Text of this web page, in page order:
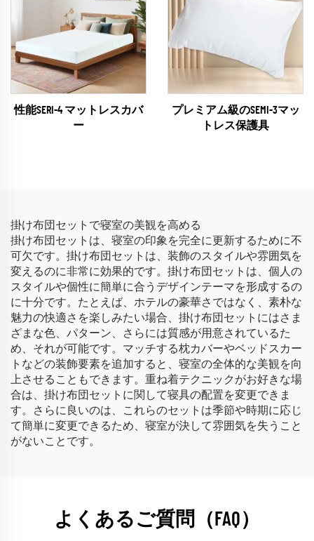
性能SERI-4 マットレスカバ
ー
プレミアム級のSEMI-3マッ
トレス保護具
掛け布団セットで寝室の美観を高める
掛け布団セットは、寝室の印象を完全に更新するために不
可欠です。掛け布団セットは、装飾のスタイルや雰囲気を
変えるのに非常に効果的です。掛け布団セットは、個人の
スタイルや個性に簡単に合うデザインテーマを形成するの
に十分です。たとえば、ホテルの豪華さではなく、素朴な
魅力の快適さを楽しみたい場合、掛け布団セットにはさま
ざまな色、パターン、さらには質感が用意されているた
め、それが可能です。マッチする枕カバーやベッドスカー
トなどの装飾要素を追加すると、寝室の全体的な美観を向
上させることもできます。重ね着テクニックがお好きな場
合は、掛け布団セットに関して寝具の配置を変更できま
す。さらに良いのは、これらのセットは季節や時期に応じ
て簡単に変更できるため、寝室が決して雰囲気を失うこと
がないことです。
よくあるご質問（FAQ）